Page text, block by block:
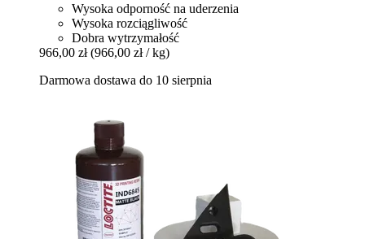
Wysoka odporność na uderzenia
Wysoka rozciągliwość
Dobra wytrzymałość
966,00 zł (966,00 zł / kg)
Darmowa dostawa do 10 sierpnia